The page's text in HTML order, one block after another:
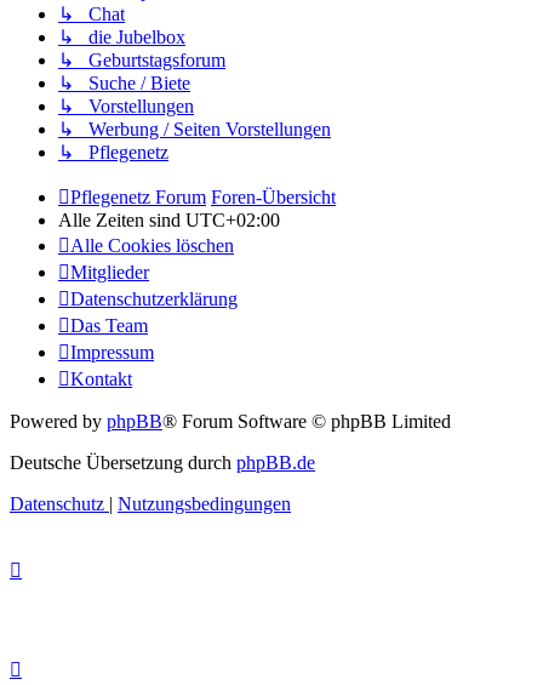
↳ Chat
↳ die Jubelbox
↳ Geburtstagsforum
↳ Suche / Biete
↳ Vorstellungen
↳ Werbung / Seiten Vorstellungen
↳ Pflegenetz
Pflegenetz Forum Foren-Übersicht
Alle Zeiten sind UTC+02:00
Alle Cookies löschen
Mitglieder
Datenschutzerklärung
Das Team
Impressum
Kontakt
Powered by phpBB® Forum Software © phpBB Limited
Deutsche Übersetzung durch phpBB.de
Datenschutz | Nutzungsbedingungen